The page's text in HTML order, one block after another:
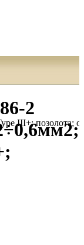
III+; позолота;
2